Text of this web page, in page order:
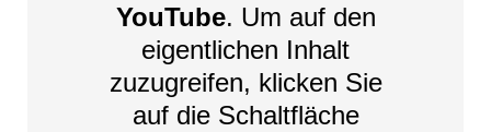
YouTube. Um auf den
eigentlichen Inhalt
zuzugreifen, klicken Sie
auf die Schaltfläche